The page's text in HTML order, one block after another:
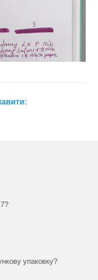
упаковку?